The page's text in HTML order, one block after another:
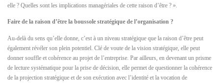
elle ? Quelles sont les implications managériales de cette raison d’être ? ».
Faire de la raison d’être la boussole stratégique de l’organisation ?
Au-delà du sens qu’elle donne, c’est à un niveau stratégique que la raison d’être peut
également révéler son plein potentiel. Clé de voute de la vision stratégique, elle peut
donner souffle et cohérence au projet de l’entreprise. Par ailleurs, en devenant un prisme
de lecture systématique pour la prise de décision, elle permet de questionner la cohérence
de la projection stratégique et de son exécution avec l’identité et la vocation de